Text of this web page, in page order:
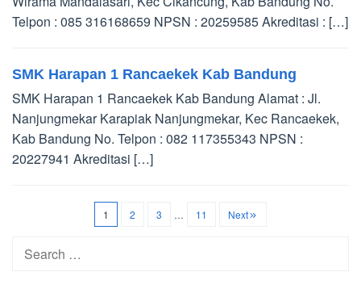
Telpon : 085 316168659 NPSN : 20259585 Akreditasi : […]
SMK Harapan 1 Rancaekek Kab Bandung
SMK Harapan 1 Rancaekek Kab Bandung Alamat : Jl.
Nanjungmekar Karapiak Nanjungmekar, Kec Rancaekek,
Kab Bandung No. Telpon : 082 117355343 NPSN :
20227941 Akreditasi […]
1 2 3 … 11 Next
Search